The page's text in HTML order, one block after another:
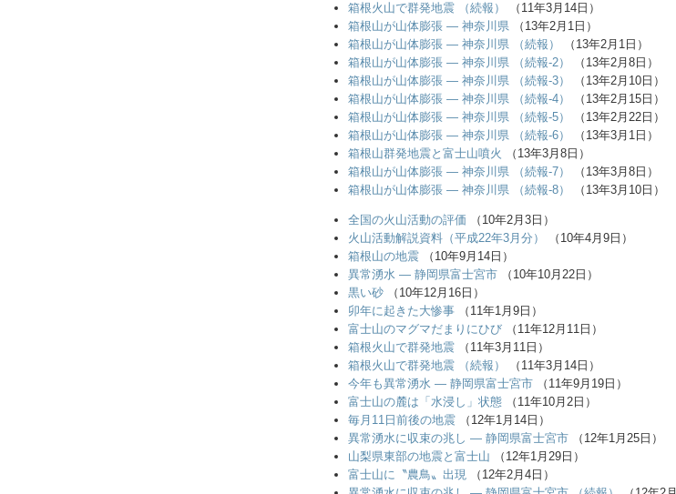
箱根火山で群発地震 （続報）
（11年3月14日）
箱根山が山体膨張 ― 神奈川県 （13年2月1日）
箱根山が山体膨張 ― 神奈川県 （続報）
（13年2月1日）
箱根山が山体膨張 ― 神奈川県 （続報-2）
（13年2月8日）
箱根山が山体膨張 ― 神奈川県 （続報-3）
（13年2月10日）
箱根山が山体膨張 ― 神奈川県 （続報-4）
（13年2月15日）
箱根山が山体膨張 ― 神奈川県 （続報-5）
（13年2月22日）
箱根山が山体膨張 ― 神奈川県 （続報-6）
（13年3月1日）
箱根山群発地震と富士山噴火
（13年3月8日）
箱根山が山体膨張 ― 神奈川県 （続報-7）
（13年3月8日）
箱根山が山体膨張 ― 神奈川県 （続報-8）
（13年3月10日）
全国の火山活動の評価 （10年2月3日）
火山活動解説資料（平成22年3月分）
（10年4月9日）
箱根山の地震 （10年9月14日）
異常湧水 ― 静岡県富士宮市 （10年10月22日）
黒い砂 （10年12月16日）
卯年に起きた大惨事 （11年1月9日）
富士山のマグマだまりにひび （11年12月11日）
箱根火山で群発地震 （11年3月11日）
箱根火山で群発地震 （続報）
（11年3月14日）
今年も異常湧水 ― 静岡県富士宮市 （11年9月19日）
富士山の麓は「水浸し」状態 （11年10月2日）
毎月11日前後の地震 （12年1月14日）
異常湧水に収束の兆し ― 静岡県富士宮市 （12年1月25日）
山梨県東部の地震と富士山 （12年1月29日）
富士山に〝農鳥〟出現 （12年2月4日）